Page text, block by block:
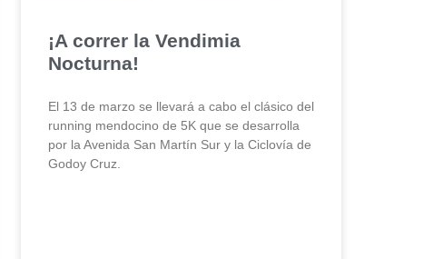
¡A correr la Vendimia
Nocturna!
El 13 de marzo se llevará a cabo el clásico del
running mendocino de 5K que se desarrolla
por la Avenida San Martín Sur y la Ciclovía de
Godoy Cruz.